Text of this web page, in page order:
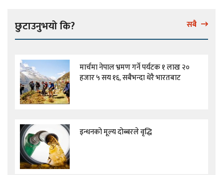
छुटाउनुभयो कि? सबै
मार्चमा नेपाल भ्रमण गर्ने पर्यटक १ लाख २०
हजार ५ सय १६, सबैभन्दा धेरै भारतबाट
इन्धनको मूल्य दोब्बरले वृद्धि